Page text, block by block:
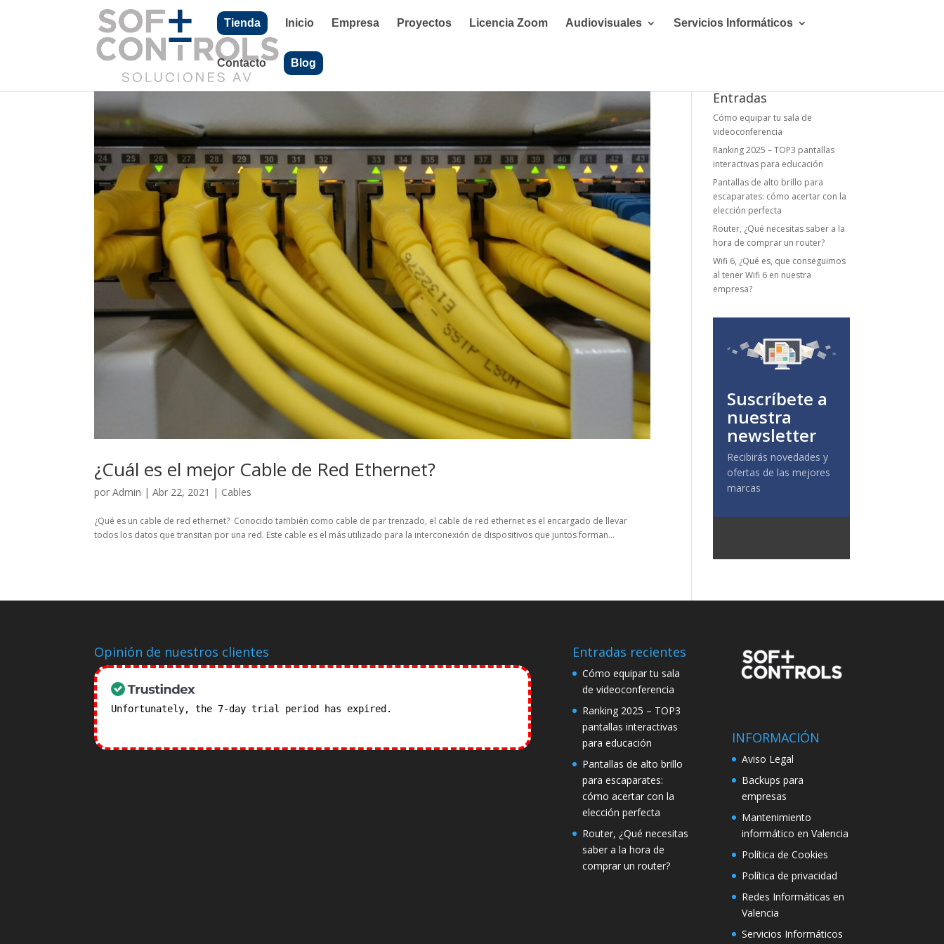
Tienda Inicio Empresa Proyectos Licencia Zoom Audiovisuales Servicios Informáticos
Contacto Blog
¿Cuál es el mejor Cable de Red Ethernet?
porAdmin |Abr 22, 2021 | Cables
¿Qué es un cable de red ethernet? Conocido también como cable de par trenzado, el cable de red ethernet es el encargado de llevar
todos los datos que transitan por una red. Este cable es el más utilizado para la interconexión de dispositivos que juntos forman...
Entradas
Cómo equipar tu sala de
videoconferencia
Ranking 2025 – TOP3 pantallas
interactivas para educación
Pantallas de alto brillo para
escaparates: cómo acertar con la
elección perfecta
Router, ¿Qué necesitas saber a la
hora de comprar un router?
Wifi 6, ¿Qué es, que conseguimos
al tener Wifi 6 en nuestra
empresa?
Suscríbete a
nuestra
newsletter
Recibirás novedades y
ofertas de las mejores
marcas
Opinión de nuestros clientes
Unfortunately, the 7-day trial period has expired.
Entradas recientes
Cómo equipar tu sala
de videoconferencia
Ranking 2025 – TOP3
pantallas interactivas
para educación
Pantallas de alto brillo
para escaparates:
cómo acertar con la
elección perfecta
Router, ¿Qué necesitas
saber a la hora de
comprar un router?
INFORMACIÓN
Aviso Legal
Backups para
empresas
Mantenimiento
informático en Valencia
Política de Cookies
Política de privacidad
Redes Informáticas en
Valencia
Servicios Informáticos